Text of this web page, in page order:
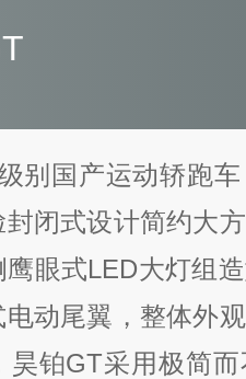
别国产运动轿跑
闭式设计简约大
眼式LED大灯组
动尾翼，整体外
昊铂GT采用极简